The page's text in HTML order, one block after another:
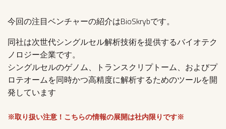
今回の注目ベンチャーの紹介はBioSkrybです。
同社は次世代シングルセル解析技術を提供するバイオテク
ノロジー企業です。
シングルセルのゲノム、トランスクリプトーム、およびプ
ロテオームを同時かつ高精度に解析するためのツールを開
発しています
※取り扱い注意！こちらの情報の展開は社内限りです※